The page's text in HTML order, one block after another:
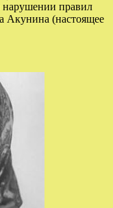
нарушении правил
Акунина (настоящее